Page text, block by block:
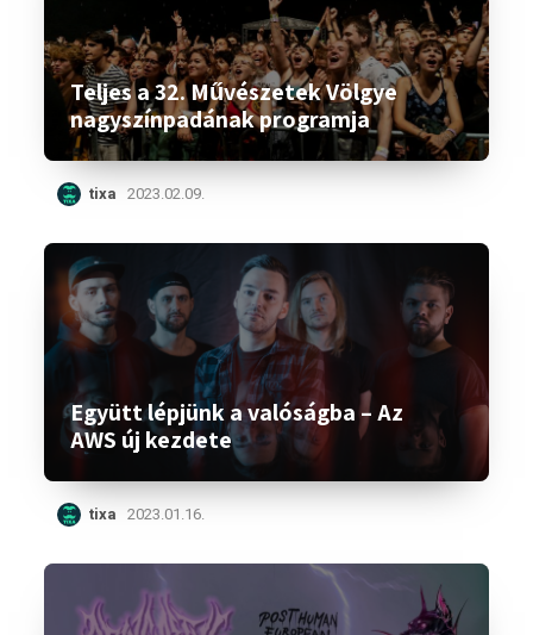
Teljes a 32. Művészetek Völgye
nagyszínpadának programja
tixa 2023.02.09.
Együtt lépjünk a valóságba – Az
AWS új kezdete
tixa 2023.01.16.